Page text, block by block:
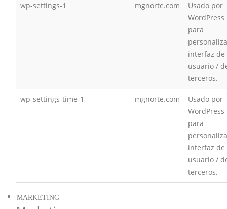
wp-settings-1 mgnorte.com
Usado por
WordPress
para
interfaz de
usuario /
terceros.
wp-settings-time-1 mgnorte.com
Usado por
WordPress
para
interfaz de
usuario /
terceros.
MARKETING